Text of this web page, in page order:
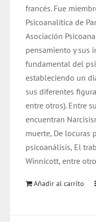
francés. Fue
Psicoanalítica de
Asociación
pensamiento y sus
fundamental del
estableciendo un
sus diferentes
entre otros). Entre
encuentran
muerte, De locuras
psicoanálisis, El
Winnicott, entre
Añadir al carrito